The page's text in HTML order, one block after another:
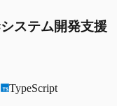
ステム開発支援
TypeScript